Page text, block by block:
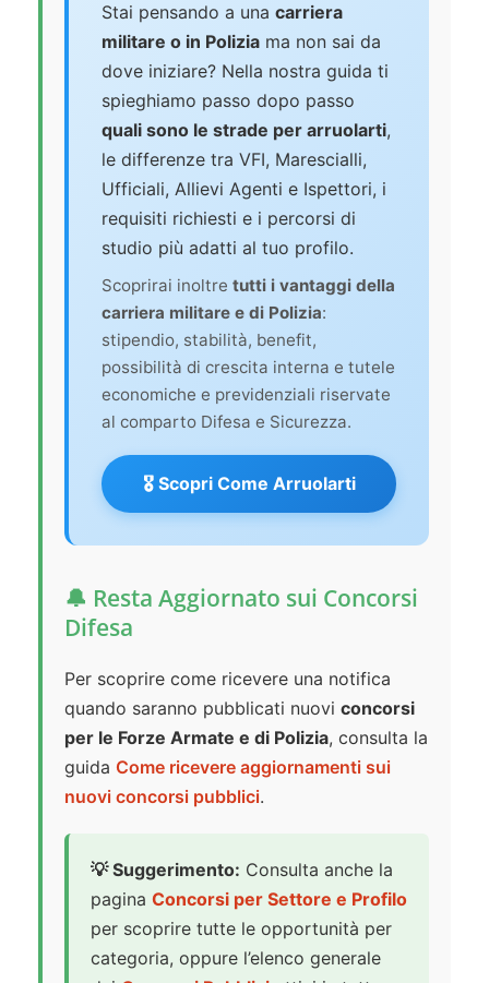
Stai pensando a una carriera
militare o in Polizia ma non sai da
dove iniziare? Nella nostra guida ti
spieghiamo passo dopo passo
quali sono le strade per arruolarti,
le differenze tra VFI, Marescialli,
Ufficiali, Allievi Agenti e Ispettori, i
requisiti richiesti e i percorsi di
studio più adatti al tuo profilo.
Scoprirai inoltre tutti i vantaggi della
carriera militare e di Polizia:
stipendio, stabilità, benefit,
possibilità di crescita interna e tutele
economiche e previdenziali riservate
al comparto Difesa e Sicurezza.
🎖️ Scopri Come Arruolarti
🔔 Resta Aggiornato sui Concorsi
Difesa
Per scoprire come ricevere una notifica
quando saranno pubblicati nuovi concorsi
per le Forze Armate e di Polizia, consulta la
guida Come ricevere aggiornamenti sui
nuovi concorsi pubblici.
💡 Suggerimento: Consulta anche la
pagina Concorsi per Settore e Profilo
per scoprire tutte le opportunità per
categoria, oppure l’elenco generale